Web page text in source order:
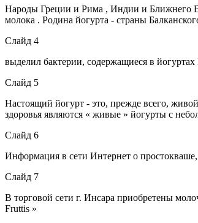
Народы Греции и Рима , Индии и Ближнего
молока . Родина йогурта - страны
Слайд 4
выделил бактерии, содержащиеся в
Слайд 5
Настоящий йогурт - это, прежде всего,
здоровья являются « живые » йогурты с
Слайд 6
Информация в сети Интернет о
Слайд 7
В торговой сети г. Инсара приобретены
Fruttis »